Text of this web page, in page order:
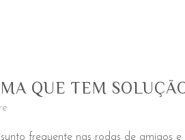
QUE TEM
frequente nas rodas de amigos